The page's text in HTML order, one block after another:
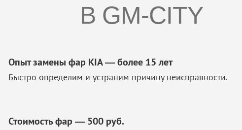
В GM-CITY
Опыт замены фар KIA — более 15 лет
Быстро определим и устраним причину неисправности.
Стоимость фар — 500 руб.